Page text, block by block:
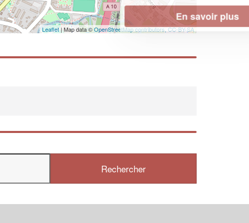
Leaflet| Map data ©OpenStreetMap contributors,CC-BY-SA
En savoir plus